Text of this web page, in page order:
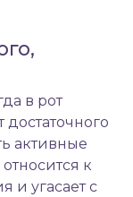
в рот
активные
к
и угасает с